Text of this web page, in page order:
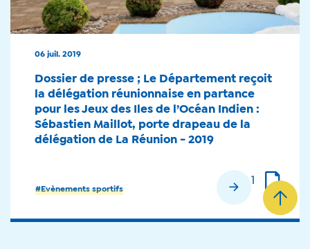
#Evènements sportifs
06 juil. 2019
Dossier de presse ; Le Département reçoit
la délégation réunionnaise en partance
pour les Jeux des Iles de l’Océan Indien :
Sébastien Maillot, porte drapeau de la
délégation de La Réunion - 2019